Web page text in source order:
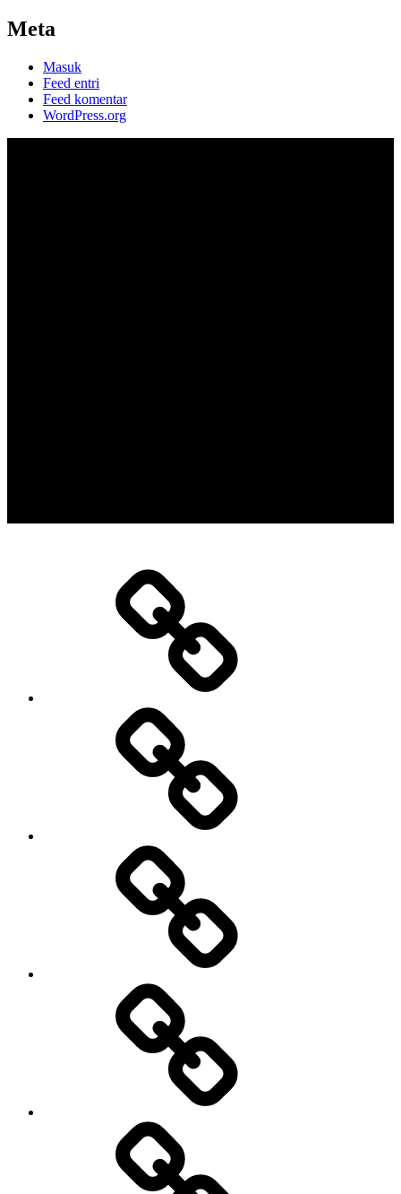
Meta
Masuk
Feed entri
Feed komentar
WordPress.org